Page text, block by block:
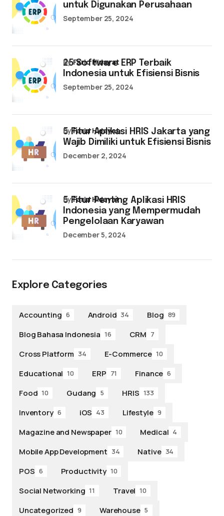
untuk Digunakan Perusahaan
September 25, 2024
25 Software ERP Terbaik
Indonesia untuk Efisiensi Bisnis
byFarid Hidayat
September 25, 2024
5 Fitur Aplikasi HRIS Jakarta yang
Wajib Dimiliki untuk Efisiensi Bisnis
byFarid Hidayat
December 2, 2024
5 Fitur Penting Aplikasi HRIS
Indonesia yang Mempermudah
Pengelolaan Karyawan
byFarid Hidayat
December 5, 2024
Explore Categories
Accounting 6 Android 34 Blog 89
Blog Bahasa Indonesia 16 CRM 7
Cross Platform 34 E-Commerce 10
Educational 10 ERP 71 Finance 6
Food 10 Gudang 5 HRIS 133
Inventory 6 iOS 43 Lifestyle 9
Magazine and Newspaper 10 Medical 4
Mobile App Development 34 Native 34
POS 6 Productivity 10
Social Networking 11 Travel 10
Uncategorized 9 Warehouse 5